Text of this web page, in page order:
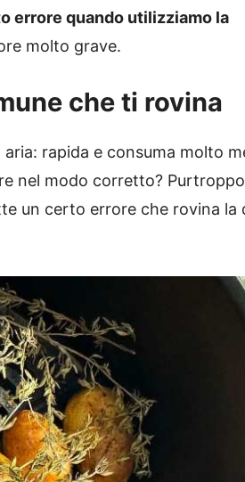
errore quando utilizziamo la
molto grave.
che ti rovina
rapida e consuma molto
nel modo corretto?
un certo errore che rovina la